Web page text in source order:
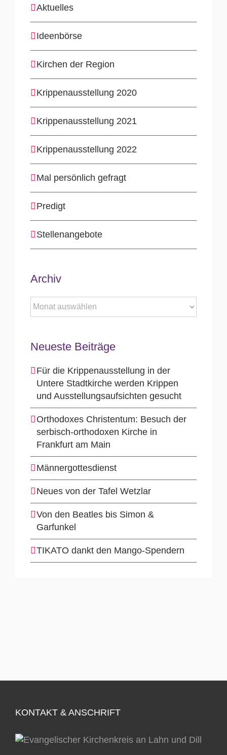
Aktuelles
Ideenbörse
Kirchen der Region
Krippenausstellung 2020
Krippenausstellung 2021
Krippenausstellung 2022
Mal persönlich gefragt
Predigt
Stellenangebote
Archiv
Archiv
Neueste Beiträge
Für die Krippenausstellung in der
Untere Stadtkirche werden Krippen
und Ausstellungsaufsichten gesucht
Orthodoxes Christentum: Besuch der
serbisch-orthodoxen Kirche in
Frankfurt am Main
Männergottesdienst
Neues von der Tafel Wetzlar
Von den Beatles bis Simon &
Garfunkel
TIKATO dankt den Mango-Spendern
KONTAKT & ANSCHRIFT